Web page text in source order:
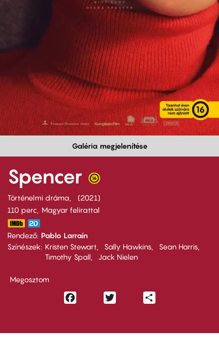
Galéria megjelenítése
Spencer
Történelmi dráma
2021
110 perc,
Magyar felirattal
Rendező Pablo Larraín
Színészek
Kristen Stewart Sally Hawkins
Sean Harris
Timothy Spall
Jack Nielen
Megosztom
Facebook